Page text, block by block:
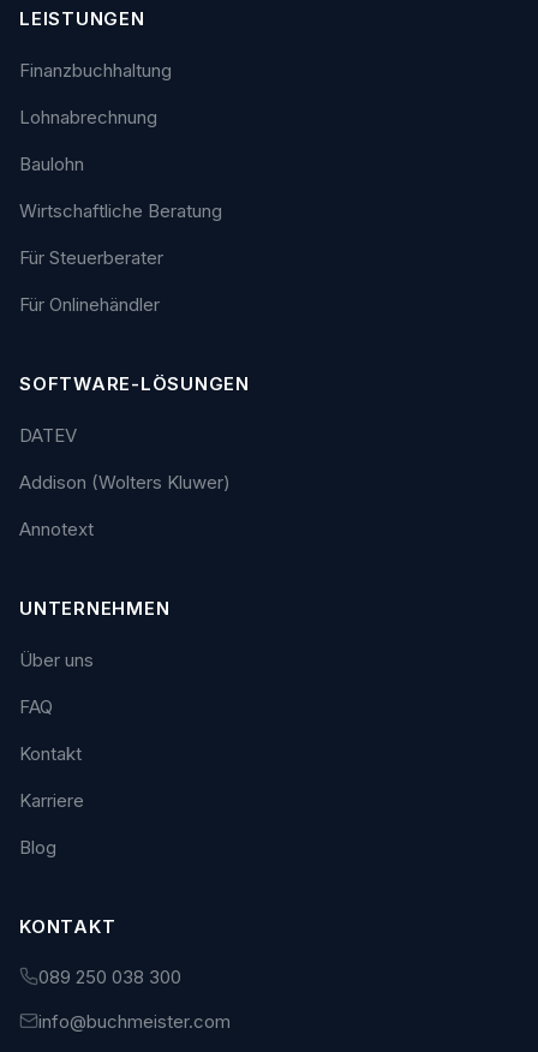
LEISTUNGEN
Finanzbuchhaltung
Lohnabrechnung
Baulohn
Wirtschaftliche Beratung
Für Steuerberater
Für Onlinehändler
SOFTWARE-LÖSUNGEN
DATEV
Addison (Wolters Kluwer)
Annotext
UNTERNEHMEN
Über uns
FAQ
Kontakt
Karriere
Blog
KONTAKT
089 250 038 300
info@buchmeister.com